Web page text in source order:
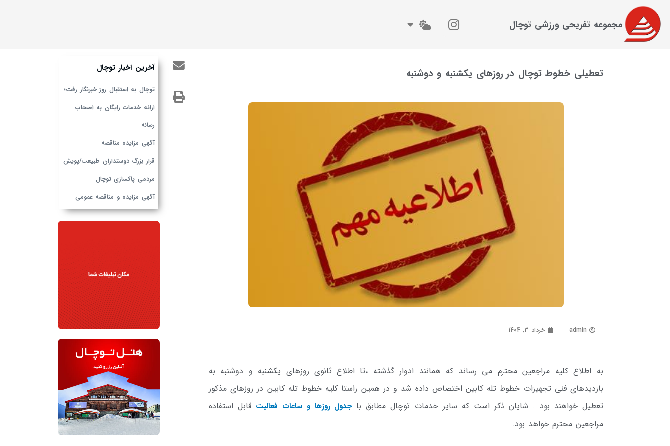
مجموعه تفریحی ورزشی توچال
تعطیلی خطوط توچال در روزهای یکشنبه و دوشنبه
admin خرداد 3, 1404
به اطلاع کلیه مراجعین محترم می رساند که همانند ادوار گذشته ،تا اطلاع ثانوی روزهای یکشنبه و دوشنبه به
بازدیدهای فنی تجهیزات خطوط تله کابین اختصاص داده شد و در همین راستا کلیه خطوط تله کابین در روزهای مذکور
تعطیل خواهند بود . شایان ذکر است که سایر خدمات توچال مطابق باجدول روزها و ساعات فعالیت قابل استفاده
مراجعین محترم خواهد بود.
آخرین اخبار توچال
توچال به استقبال روز خبرنگار رفت؛
ارائه خدمات رایگان به اصحاب
رسانه
آگهی مزایده مناقصه
قرار بزرگ دوستداران طبیعت/پویش
مردمی پاکسازی توچال
آگهی مزایده و مناقصه عمومی